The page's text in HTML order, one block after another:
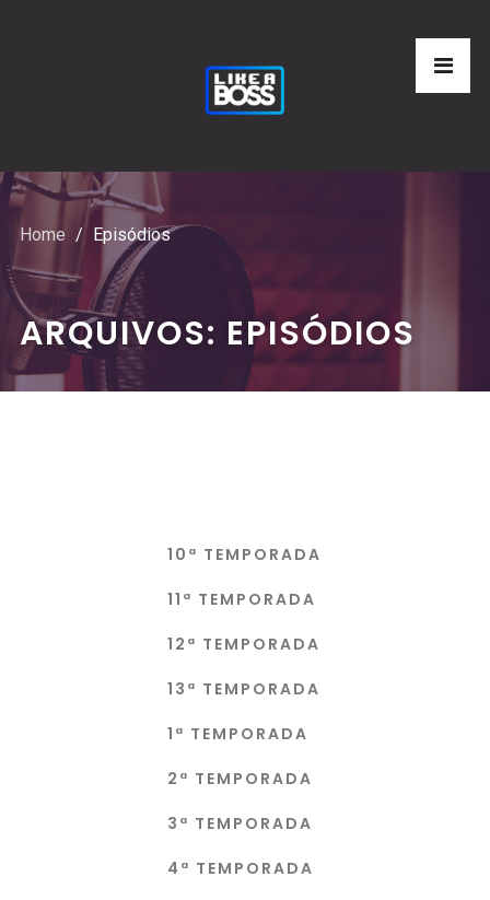
Home Episódios
ARQUIVOS: EPISÓDIOS
10ª TEMPORADA
11ª TEMPORADA
12ª TEMPORADA
13ª TEMPORADA
1ª TEMPORADA
2ª TEMPORADA
3ª TEMPORADA
4ª TEMPORADA